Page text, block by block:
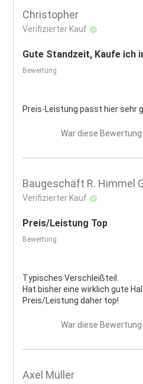
Christopher
Verifizierter Kauf
Gute Standzeit, Kaufe ich
Bewertung
Preis-Leistung passt hier sehr
War diese
Baugeschäft R. Himmel
Verifizierter Kauf
Preis/Leistung Top
Bewertung
Typisches Verschleißteil.
Hat bisher eine wirklich gute
Preis/Leistung daher top!
War diese
Axel Müller